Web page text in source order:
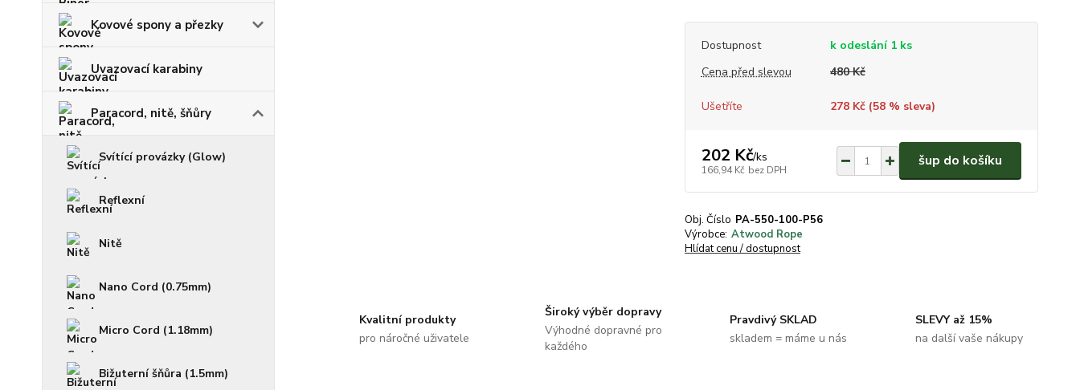
Kovové spony a přezky
Uvazovací karabiny
Paracord, nitě, šňůry
Svítící provázky (Glow)
Reflexní
Nitě
Nano Cord (0.75mm)
Micro Cord (1.18mm)
Bižuterní šňůra (1.5mm)
Dostupnost
k odeslání 1 ks
Cena před slevou
480 Kč
Ušetříte 278 Kč (58% sleva)
202 Kč/ks
166,94 Kč bez DPH
šup do košíku
Obj. Číslo PA-550-100-P56
Výrobce: Atwood Rope
Hlídat cenu / dostupnost
Kvalitní produkty
pro náročné uživatele
Široký výběr dopravy
Výhodné dopravné pro
každého
Pravdivý SKLAD
skladem = máme u nás
SLEVY až 15%
na další vaše nákupy